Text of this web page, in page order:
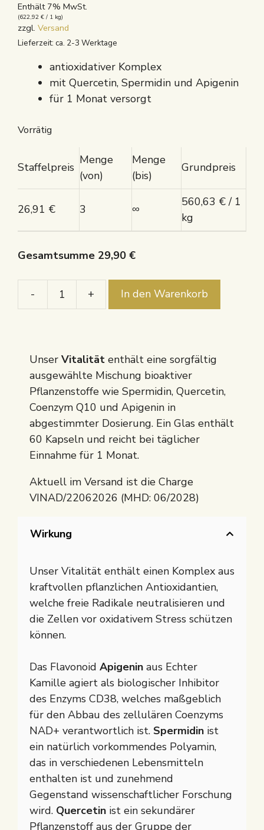
Enthält 7% MwSt.
(622,92 € / 1 kg)
zzgl. Versand
Lieferzeit: ca. 2-3 Werktage
antioxidativer Komplex
mit Quercetin, Spermidin und Apigenin
für 1 Monat versorgt
Vorrätig
Staffelpreis
Menge
(von)
Menge
(bis)
Grundpreis
26,91 € 3 ∞
560,63 € / 1
kg
Gesamtsumme 29,90 €
-
Vitalität
+ In den Warenkorb
Unser Vitalität enthält eine sorgfältig
ausgewählte Mischung bioaktiver
Pflanzenstoffe wie Spermidin, Quercetin,
Coenzym Q10 und Apigenin in
abgestimmter Dosierung. Ein Glas enthält
60 Kapseln und reicht bei täglicher
Einnahme für 1 Monat.
Aktuell im Versand ist die Charge
VINAD/22062026 (MHD: 06/2028)
Wirkung
Unser Vitalität enthält einen Komplex aus
kraftvollen pflanzlichen Antioxidantien,
welche freie Radikale neutralisieren und
die Zellen vor oxidativem Stress schützen
können.
Das Flavonoid Apigenin aus Echter
Kamille agiert als biologischer Inhibitor
des Enzyms CD38, welches maßgeblich
für den Abbau des zellulären Coenzyms
NAD+ verantwortlich ist. Spermidin ist
ein natürlich vorkommendes Polyamin,
das in verschiedenen Lebensmitteln
enthalten ist und zunehmend
Gegenstand wissenschaftlicher Forschung
wird. Quercetin ist ein sekundärer
Pflanzenstoff aus der Gruppe der